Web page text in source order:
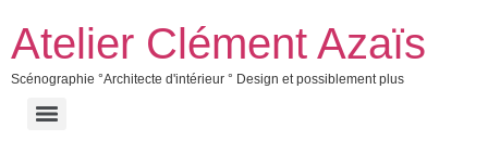
Atelier Clément Azaïs
Scénographie °Architecte d'intérieur ° Design et possiblement plus